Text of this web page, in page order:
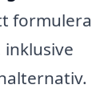
formulera